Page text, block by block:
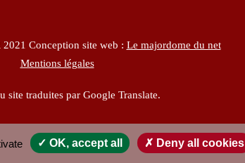
Conception site web : Le majordome du net
Mentions légales
site traduites par Google Translate.
✓ OK, accept all ✗ Deny all cookies